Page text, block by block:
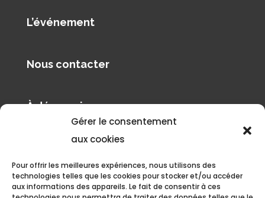
Gérer le consentement
aux cookies
Pour offrir les meilleures expériences, nous utilisons des
technologies telles que les cookies pour stocker et/ou accéder
aux informations des appareils. Le fait de consentir à ces
L’événement
Nous contacter
À découvrir
Pilâtre de Rozier Organisation